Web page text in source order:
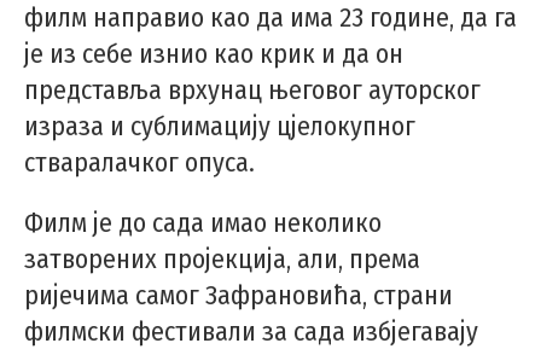
филм направио као да има 23 године, да га
је из себе изнио као крик и да он
представља врхунац његовог ауторског
израза и сублимацију цјелокупног
стваралачког опуса.
Филм је до сада имао неколико
затворених пројекција, али, према
ријечима самог Зафрановића, страни
филмски фестивали за сада избјегавају